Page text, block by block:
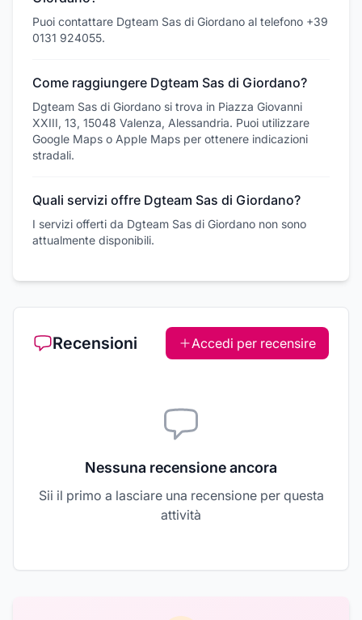
Puoi contattare Dgteam Sas di Giordano al telefono +39
0131 924055.
Come raggiungere Dgteam Sas di Giordano?
Dgteam Sas di Giordano si trova in Piazza Giovanni
XXIII, 13, 15048 Valenza, Alessandria. Puoi utilizzare
Google Maps o Apple Maps per ottenere indicazioni
stradali.
Quali servizi offre Dgteam Sas di Giordano?
I servizi offerti da Dgteam Sas di Giordano non sono
attualmente disponibili.
Recensioni Accedi per recensire
Nessuna recensione ancora
Sii il primo a lasciare una recensione per questa
attività